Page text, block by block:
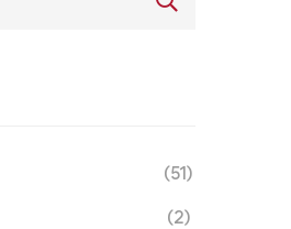
(51)
(2)